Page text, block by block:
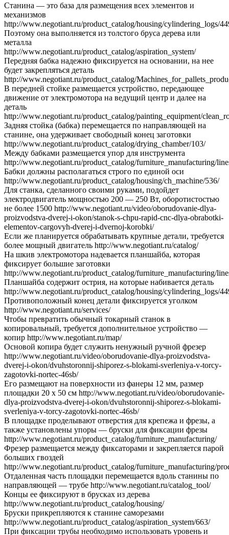
Станина — это база для размещения всех элементов и
механизмов
http://www.negotiant.ru/product_catalog/housing/cylindering_logs/
Поэтому она выполняется из толстого бруса дерева или
металла
http://www.negotiant.ru/product_catalog/aspiration_system/
Передняя бабка надежно фиксируется на основании, на нее
будет закрепляться деталь
http://www.negotiant.ru/product_catalog/
В передней стойке размещается устройство, передающее
движение от электромотора на ведущий центр и далее на
деталь
http://www.negotiant.ru/product_catalog/painting_equipment/
Задняя стойка (бабка) перемещается по направляющей на
станине, она удерживает свободный конец заготовки
http://www.negotiant.ru/product_catalog/drying_chamber/103/
Между бабками размещается упор для инструмента
http://www.negotiant.ru/product_catalog/furniture_manufacturing/
Бабки должны располагаться строго по единой оси
http://www.negotiant.ru/product_catalog/housing/ch_machine/536/
Для станка, сделанного своими руками, подойдет
электродвигатель мощностью 200 — 250 Вт, оборотистостью
не более 1500 http://www.negotiant.ru/video/oborudovanie-dlya-
proizvodstva-dverej-i-okon/stanok-s-chpu-rapid-cnc-dlya-obrabotki-
elementov-cargovyh-dverej-i-dvernoj-korobki/
Если же планируется обрабатывать крупные детали, требуется
более мощный двигатель http://www.negotiant.ru/catalog/
На шкив электромотора надевается планшайба, которая
фиксирует большие заготовки
http://www.negotiant.ru/product_catalog/furniture_manufacturing/
Планшайба содержит острия, на которые набивается деталь
http://www.negotiant.ru/product_catalog/housing/cylindering_logs/
Противоположный конец детали фиксируется уголком
http://www.negotiant.ru/services/
Чтобы превратить обычный токарный станок в
копировальный, требуется дополнительное устройство —
копир http://www.negotiant.ru/map/
Основой копира будет служить ненужный ручной фрезер
http://www.negotiant.ru/video/oborudovanie-dlya-proizvodstva-
dverej-i-okon/dvuhstoronnij-shiporez-s-blokami-sverleniya-v-torcy-
zagotovki-nortec-46sb/
Его размещают на поверхности из фанеры 12 мм, размер
площадки 20 х 50 см http://www.negotiant.ru/video/oborudovanie-
dlya-proizvodstva-dverej-i-okon/dvuhstoronnij-shiporez-s-blokami-
sverleniya-v-torcy-zagotovki-nortec-46sb/
В площадке проделывают отверстия для крепежа и фрезы, а
также установлены упоры — бруски для фиксации фрезы
http://www.negotiant.ru/product_catalog/furniture_manufacturing/
Фрезер размещается между фиксаторами и закрепляется парой
больших гвоздей
http://www.negotiant.ru/product_catalog/furniture_manufacturing/
Отдаленная часть площадки перемещается вдоль станины по
направляющей — трубе http://www.negotiant.ru/catalog_tool/
Концы ее фиксируют в брусках из дерева
http://www.negotiant.ru/product_catalog/housing/
Бруски прикрепляются к станине саморезами
http://www.negotiant.ru/product_catalog/aspiration_system/663/
При фиксации трубы необходимо использовать уровень и